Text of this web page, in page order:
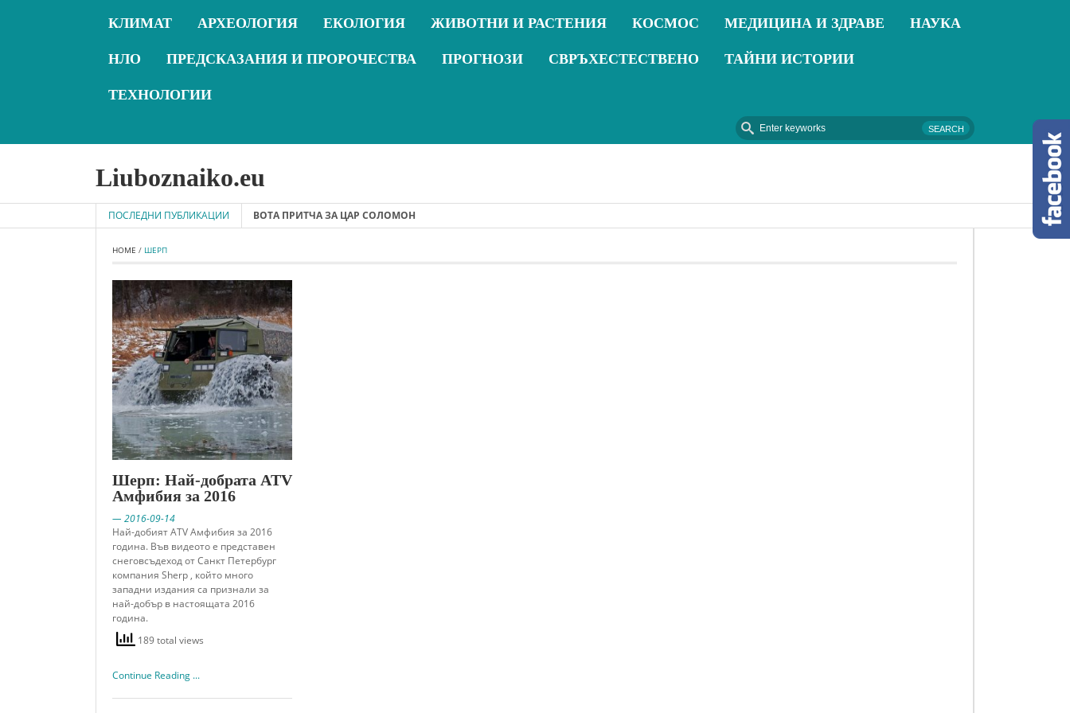
КЛИМАТ АРХЕОЛОГИЯ ЕКОЛОГИЯ ЖИВОТНИ И РАСТЕНИЯ КОСМОС МЕДИЦИНА И ЗДРАВЕ НАУКА
НЛО ПРЕДСКАЗАНИЯ И ПРОРОЧЕСТВА ПРОГНОЗИ СВРЪХЕСТЕСТВЕНО ТАЙНИ ИСТОРИИ
ТЕХНОЛОГИИ
Liuboznaiko.eu
ПОСЛЕДНИ ПУБЛИКАЦИИ
2019-06-06 - ВЕЛИКАТА ТАЙНА НА ЖИВОТА ПРИТЧА ЗА ЦАР СОЛОМОН 2018-09-16 - Термопомпи – Отопление от
HOME / ШЕРП
Шерп: Най-добрата ATV
Амфибия за 2016
— 2016-09-14
Най-добият ATV Амфибия за 2016
година. Във видеото е представен
снеговсъдеход от Санкт Петербург
компания Sherp , който много
западни издания са признали за
най-добър в настоящата 2016
година.
189 total views
Continue Reading ...